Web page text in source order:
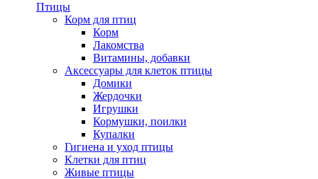
Птицы
Корм для птиц
Корм
Лакомства
Витамины, добавки
Аксессуары для клеток птицы
Домики
Жердочки
Игрушки
Кормушки, поилки
Купалки
Гигиена и уход птицы
Клетки для птиц
Живые птицы